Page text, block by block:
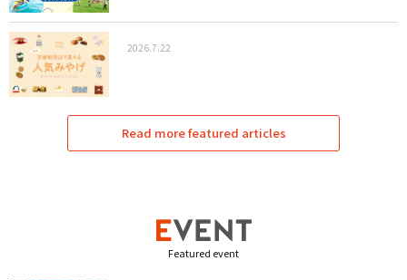
2026.7.22
Read more featured articles
Featured event